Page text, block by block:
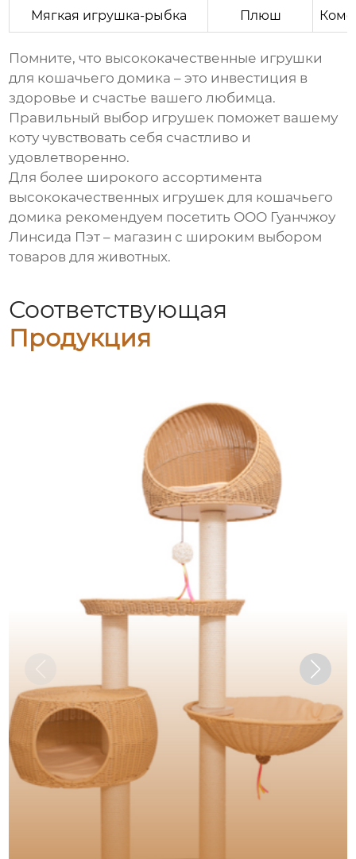
Мягкая игрушка-рыбка Плюш
Помните, что высококачественные игрушки
для кошачьего домика – это инвестиция в
здоровье и счастье вашего любимца.
Правильный выбор игрушек поможет вашему
коту чувствовать себя счастливо и
удовлетворенно.
Для более широкого ассортимента
высококачественных игрушек для кошачьего
домика рекомендуем посетить ООО Гуанчжоу
Линсида Пэт – магазин с широким выбором
товаров для животных.
Соответствующая
Продукция